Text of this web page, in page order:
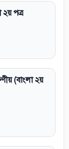
২য় পত্র
(বাংলা ২য়